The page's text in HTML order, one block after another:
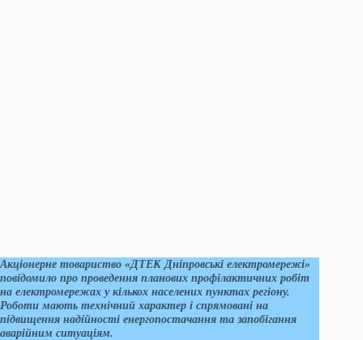
Акціонерне товариство «ДТЕК Дніпровські електромережі»
повідомило про проведення планових профілактичних робіт
на електромережах у кількох населених пунктах регіону.
Роботи мають технічний характер і спрямовані на
підвищення надійності енергопостачання та запобігання
аварійним ситуаціям.